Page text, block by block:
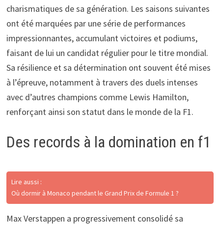
charismatiques de sa génération. Les saisons suivantes
ont été marquées par une série de performances
impressionnantes, accumulant victoires et podiums,
faisant de lui un candidat régulier pour le titre mondial.
Sa résilience et sa détermination ont souvent été mises
à l’épreuve, notamment à travers des duels intenses
avec d’autres champions comme Lewis Hamilton,
renforçant ainsi son statut dans le monde de la F1.
Des records à la domination en f1
Lire aussi :
Où dormir à Monaco pendant le Grand Prix de Formule 1 ?
Max Verstappen a progressivement consolidé sa